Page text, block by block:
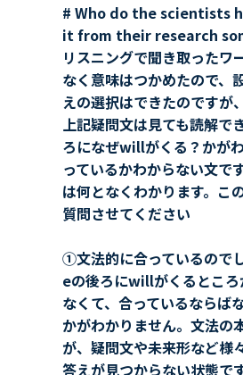
# Who do the scientists
it from their research
リスニングで聞き取ったワ
なく意味はつかめたので、
えの選択はできたのですが、
上記疑問文は見ても読解
ろになぜwillがくる？かが
っているかわからない文で
は何となくわかります。こ
質問させてください
①文法的に合っているので
eの後ろにwillがくるところ
なくて、合っているならば
かがわかりません。文法の
が、疑問文や未来形など様
答えが見つからない状態です